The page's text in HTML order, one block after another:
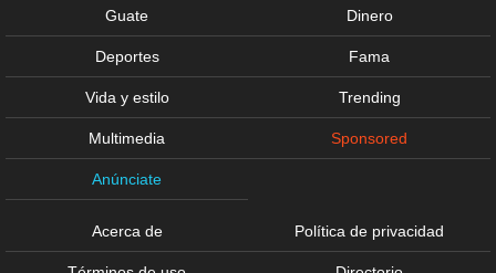
Guate Dinero
Deportes Fama
Vida y estilo Trending
Multimedia Sponsored
Anúnciate
Acerca de Política de privacidad